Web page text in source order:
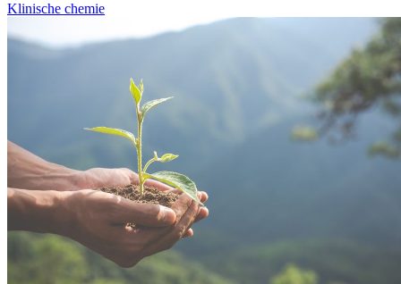
Klinische chemie